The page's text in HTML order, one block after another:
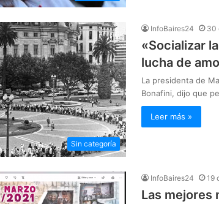
Sin categoría
InfoBaires24 30
«Socializar
lucha de
La presidenta de
Bonafini, dijo que
Leer más »
InfoBaires24 19
Las mejores